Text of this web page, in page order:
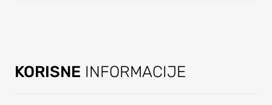
GLASNIM
KORISNE INFORMACIJE